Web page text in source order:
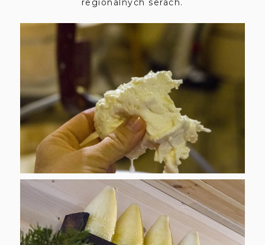
regionalnych serach.